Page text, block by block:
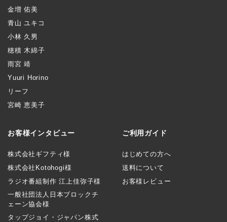
金増 佑美
青山 ユキコ
小林 久男
穂積 木綿子
雨宮 靖
Yuuri Horino
リーフ
宮崎 恵美子
お客様インタビュー
株式会社ギフティ様
株式会社Kotohogi様
ラジオ番組制作 江上佳弥子様
一般社団法人日本ブロックチ
ェーン協会様
タップジョイ・ジャパン株式
ご利用ガイド
はじめての方へ
送料について
お客様レビュー